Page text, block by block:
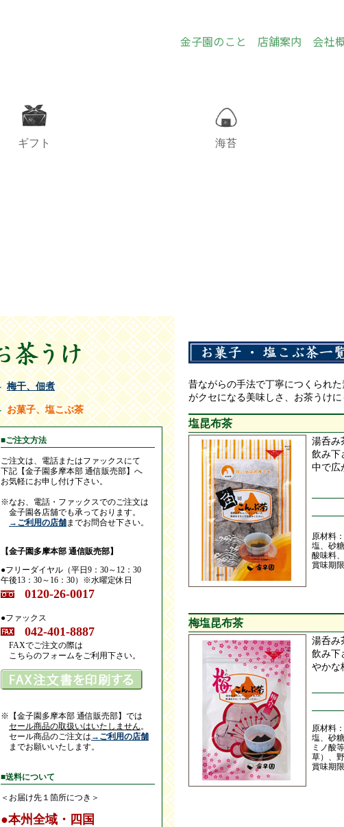
金子園のこと 店舗案内 会社
ギフト 海苔
梅干、佃煮
お菓子、塩こぶ茶
■ご注文方法
ご注文は、電話またはファックスにて
下記【金子園多摩本部 通信販売部】へ
お気軽にお申し付け下さい。
※なお、電話・ファックスでのご注文は
金子園各店舖でも承っております。
→ご利用の店舗までお問合せ下さい。
【金子園多摩本部 通信販売部】
●フリーダイヤル（平日9：30～12：30
午後13：30～16：30）※水曜定休日
0120-26-0017
●ファックス
042-401-8887
FAXでご注文の際は
こちらのフォームをご利用下さい。
※【金子園多摩本部 通信販売部】では
セール商品の取扱いはいたしません 。
セール商品のご注文は →ご利用の店舗
までお願いいたします。
■送料について
＜お届け先１箇所につき＞
●本州全域・四国
昔ながらの手法で丁寧につくられ
がクセになる美味しさ、お茶うけに
塩昆布茶
湯呑み
飲み下
中で広
原材料
塩、砂
酸味料
賞味期
梅塩昆布茶
湯呑み
飲み下
やかな
原材料
塩、砂
ミノ酸
草）、
賞味期